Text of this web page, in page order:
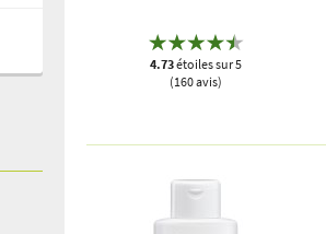
4.73étoiles sur 5
(160 avis)